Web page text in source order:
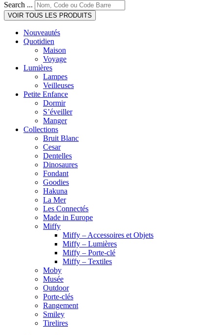
Search ...
VOIR TOUS LES PRODUITS
Nouveautés
Quotidien
Maison
Voyage
Lumières
Lampes
Veilleuses
Petite Enfance
Dormir
S’éveiller
Manger
Collections
Bruit Blanc
Cesar
Dentelles
Dinosaures
Fondant
Goodies
Hakuna
La Mer
Les Connectés
Made in Europe
Miffy
Miffy – Accessoires et Objets
Miffy – Lumières
Miffy – Porte-clé
Miffy – Textiles
Moby
Musée
Outdoor
Porte-clés
Rangement
Smiley
Tirelires